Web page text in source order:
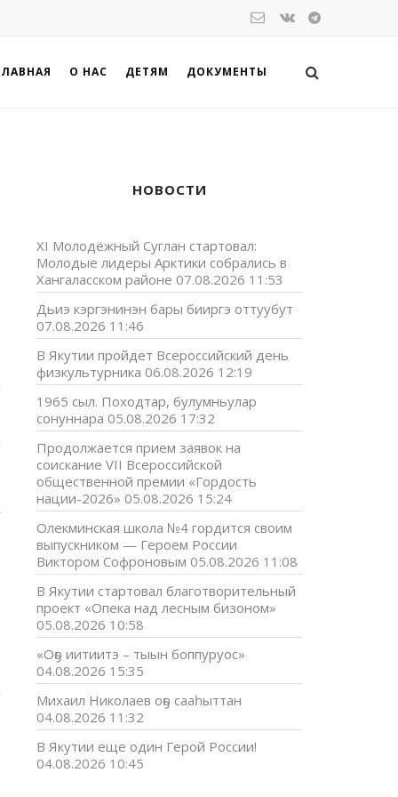
О НАС ДЕТЯМ ДОКУМЕНТЫ
НОВОСТИ
XI Молодёжный Суглан стартовал:
Молодые лидеры Арктики собрались в
Хангаласском районе 07.08.2026 11:53
Дьиэ кэргэнинэн бары бииргэ оттуубут
07.08.2026 11:46
В Якутии пройдет Всероссийский день
физкультурника 06.08.2026 12:19
1965 сыл. Походтар, булумньулар
сонуннара 05.08.2026 17:32
Продолжается прием заявок на
соискание VII Всероссийской
общественной премии «Гордость
нации-2026» 05.08.2026 15:24
Олекминская школа №4 гордится своим
выпускником — Героем России
Виктором Софроновым 05.08.2026 11:08
В Якутии стартовал благотворительный
проект «Опека над лесным бизоном»
05.08.2026 10:58
«Оҕо иитиитэ – тыын боппуруос»
04.08.2026 15:35
Михаил Николаев оҕо сааһыттан
04.08.2026 11:32
В Якутии еще один Герой России!
04.08.2026 10:45